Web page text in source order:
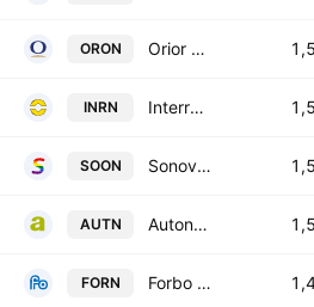
ORON Orior AG
INRN Interroll Holding AG
SOON Sonova Holding AG
AUTN Autoneum Holding AG
FORN Forbo Holding AG